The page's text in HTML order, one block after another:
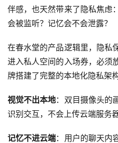
伴感，也天然带来了隐私焦虑
会被监听？记忆会不会泄露？
在春水堂的产品逻辑里，隐私
进入私人空间的入场券，必须
牌搭建了完整的本地化隐私架
视觉不出本地：双目摄像头的
识别交互，不会上传云端服务
记忆不进云端：用户的聊天内